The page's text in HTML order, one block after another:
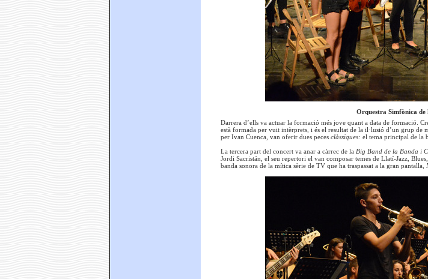
Orquestra Simfònica de
Darrera d’ells va actuar la formació més jove quant a data de formació.
està formada per vuit intèrprets, i és el resultat de la il·lusió d’un grup
per Ivan Cuenca, van oferir dues peces clàssiques: el tema principal de la
La tercera part del concert va anar a càrrec de la Big Band de la Banda i
Jordi Sacristán, el seu repertori el van composar temes de Llatí-Jazz,
banda sonora de la mítica sèrie de TV que ha traspassat a la gran pantalla,